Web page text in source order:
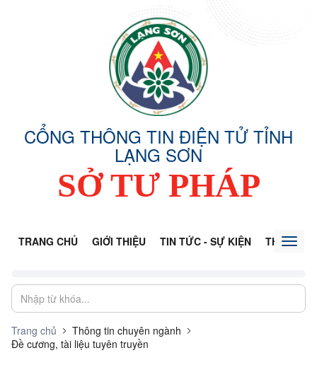
CỔNG THÔNG TIN ĐIỆN TỬ TỈNH
LẠNG SƠN
SỞ TƯ PHÁP
TRANG CHỦ GIỚI THIỆU TIN TỨC - SỰ KIỆN THÔNG
Trang chủ
Thông tin chuyên ngành
Đề cương, tài liệu tuyên truyền